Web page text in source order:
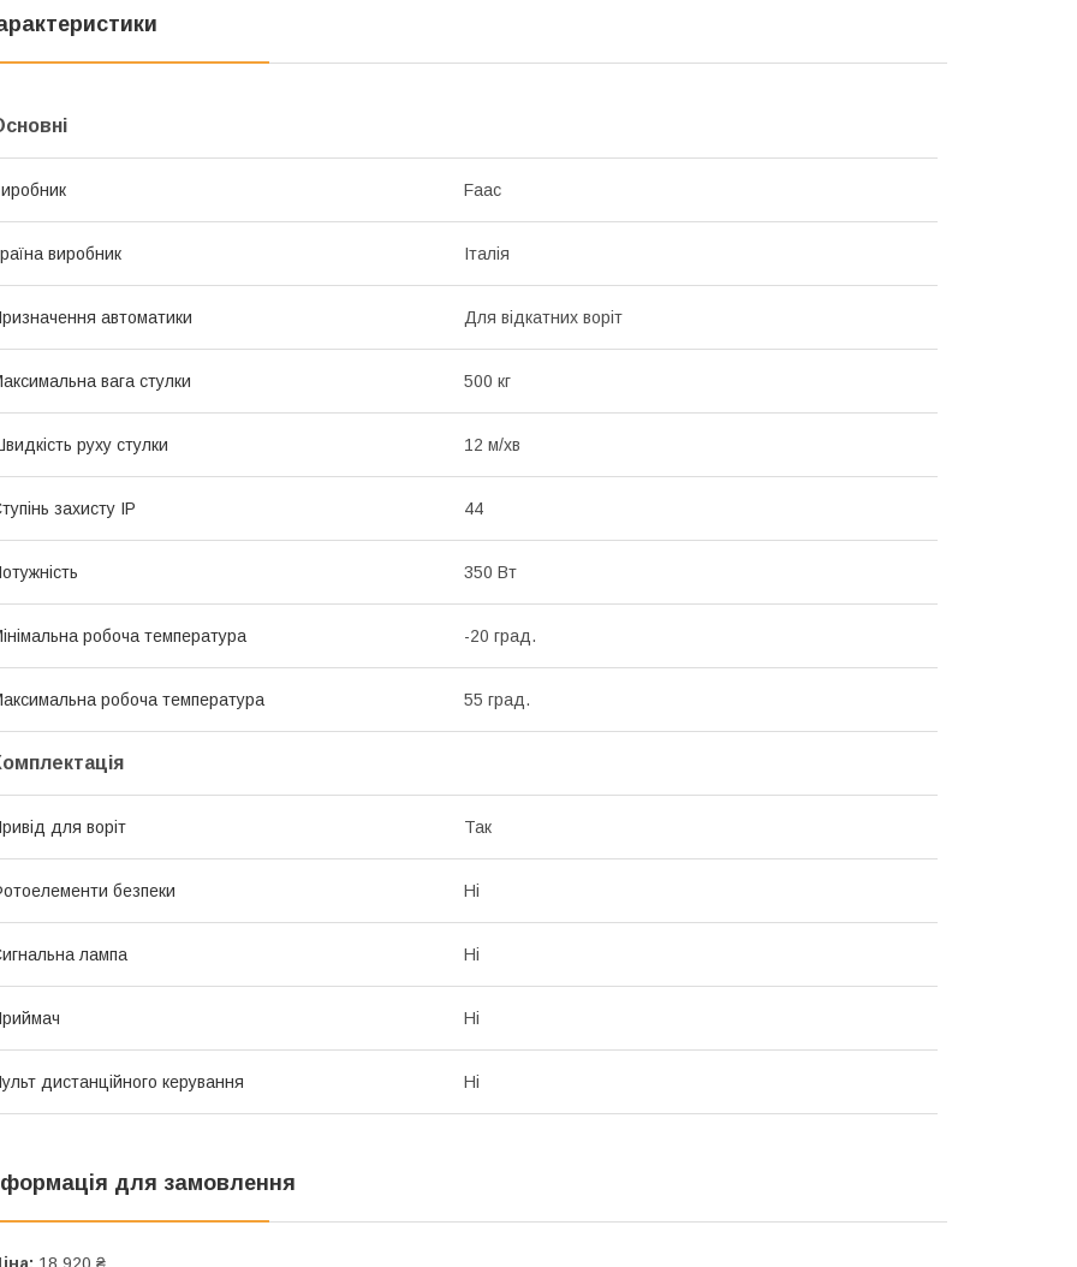
Faac
виробник Італія
автоматики Для відкатних воріт
вага стулки 500 кг
руху стулки 12 м/хв
захисту IP 44
350 Вт
робоча температура -20 град.
робоча температура 55 град.
для воріт Так
безпеки Ні
лампа Ні
Ні
дистанційного керування Ні
для замовлення